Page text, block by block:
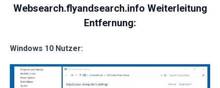
Websearch.flyandsearch.info Weiterleitung
Entfernung:
Windows 10 Nutzer: